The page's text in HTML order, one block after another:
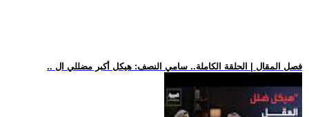
.. فصل المقال | الحلقة الكاملة.. سامي النصف: هيكل أكبر مضللي ال